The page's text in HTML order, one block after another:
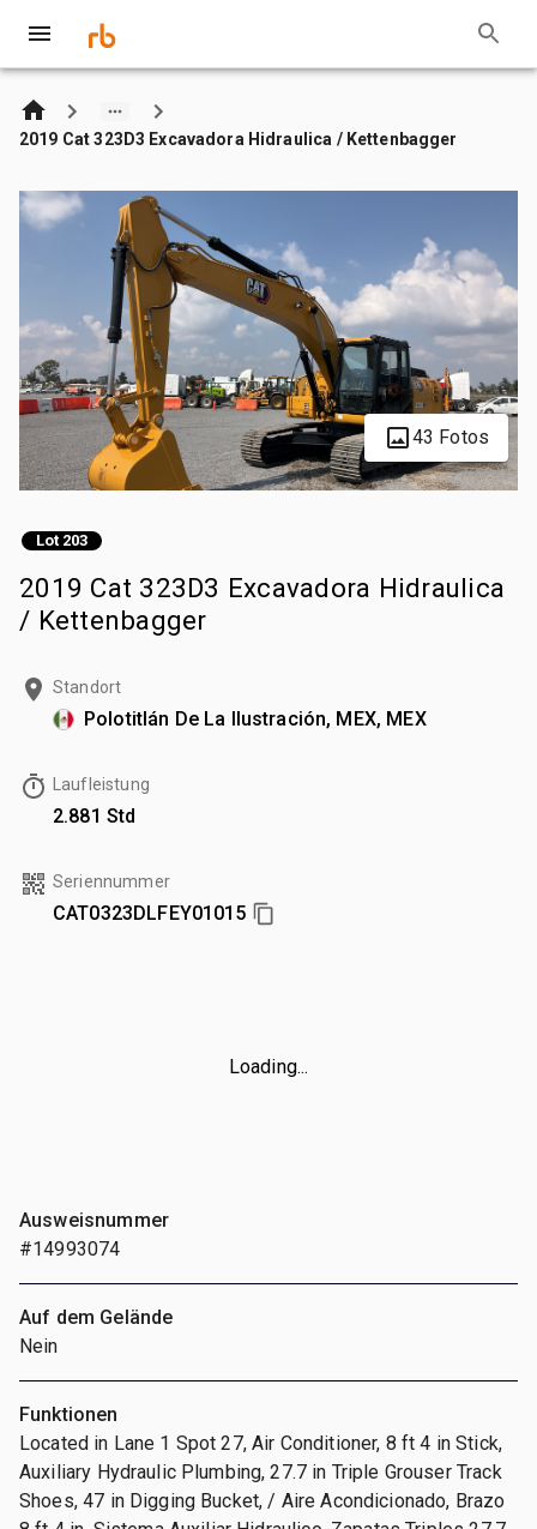
2019 Cat 323D3 Excavadora Hidraulica / Kettenbagger
43 Fotos
Lot 203
2019 Cat 323D3 Excavadora Hidraulica
/ Kettenbagger
Standort
Polotitlán De La Ilustración, MEX, MEX
Laufleistung
2.881 Std
Seriennummer
CAT0323DLFEY01015
Loading...
Ausweisnummer
#14993074
Auf dem Gelände
Nein
Funktionen
Located in Lane 1 Spot 27, Air Conditioner, 8 ft 4 in Stick,
Auxiliary Hydraulic Plumbing, 27.7 in Triple Grouser Track
Shoes, 47 in Digging Bucket, / Aire Acondicionado, Brazo